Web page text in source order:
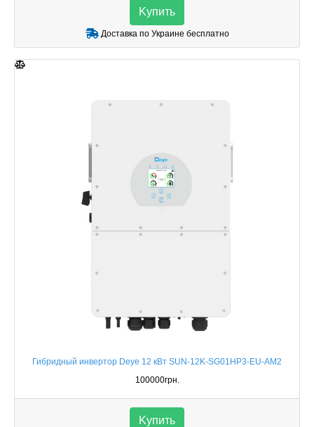
Kупить
Доставка по Украине бесплатно
Гибридный инвертор Deye 12 кВт SUN-12K-SG01HP3-EU-AM2
100000грн.
Kупить